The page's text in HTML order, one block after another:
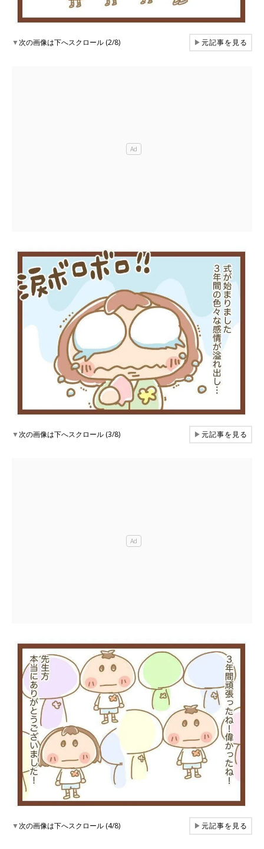
▼次の画像は下へスクロール (2/8) ▶元記事を見る
▼次の画像は下へスクロール (3/8) ▶元記事を見る
▼次の画像は下へスクロール (4/8) ▶元記事を見る